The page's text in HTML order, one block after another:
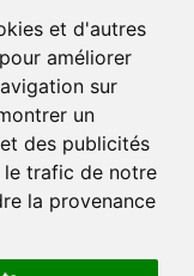
et d'autres
améliorer
sur
un
des publicités
le trafic de notre
la provenance
sur